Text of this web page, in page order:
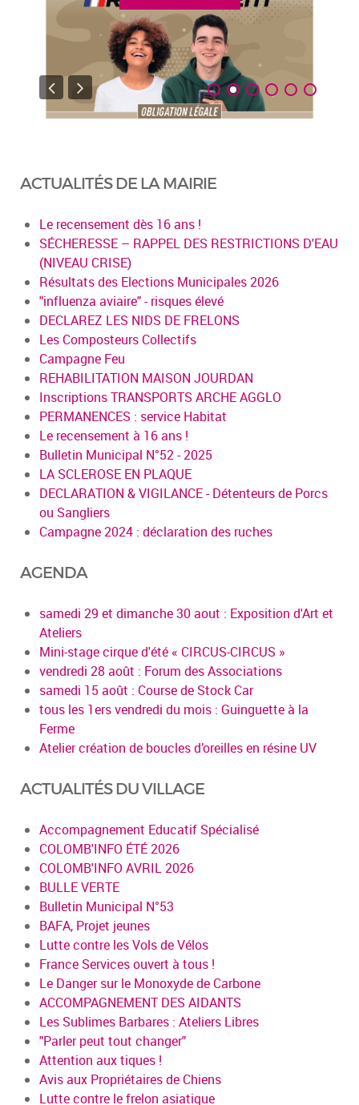
ACTUALITÉS DE LA MAIRIE
Le recensement dès 16 ans !
SÉCHERESSE – RAPPEL DES RESTRICTIONS D'EAU
(NIVEAU CRISE)
Résultats des Elections Municipales 2026
"influenza aviaire" - risques élevé
DECLAREZ LES NIDS DE FRELONS
Les Composteurs Collectifs
Campagne Feu
REHABILITATION MAISON JOURDAN
Inscriptions TRANSPORTS ARCHE AGGLO
PERMANENCES : service Habitat
Le recensement à 16 ans !
Bulletin Municipal N°52 - 2025
LA SCLEROSE EN PLAQUE
DECLARATION & VIGILANCE - Détenteurs de Porcs
ou Sangliers
Campagne 2024 : déclaration des ruches
AGENDA
samedi 29 et dimanche 30 aout : Exposition d'Art et
Ateliers
Mini-stage cirque d'été « CIRCUS-CIRCUS »
vendredi 28 août : Forum des Associations
samedi 15 août : Course de Stock Car
tous les 1ers vendredi du mois : Guinguette à la
Ferme
Atelier création de boucles d’oreilles en résine UV
ACTUALITÉS DU VILLAGE
Accompagnement Educatif Spécialisé
COLOMB'INFO ÉTÉ 2026
COLOMB'INFO AVRIL 2026
BULLE VERTE
Bulletin Municipal N°53
BAFA, Projet jeunes
Lutte contre les Vols de Vélos
France Services ouvert à tous !
Le Danger sur le Monoxyde de Carbone
ACCOMPAGNEMENT DES AIDANTS
Les Sublimes Barbares : Ateliers Libres
"Parler peut tout changer"
Attention aux tiques !
Avis aux Propriétaires de Chiens
Lutte contre le frelon asiatique